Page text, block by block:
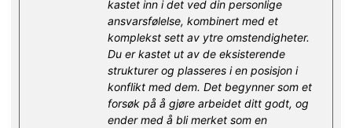
kastet inn i det ved din personlige
ansvarsfølelse, kombinert med et
komplekst sett av ytre omstendigheter.
Du er kastet ut av de eksisterende
strukturer og plasseres i en posisjon i
konflikt med dem. Det begynner som et
forsøk på å gjøre arbeidet ditt godt, og
ender med å bli merket som en